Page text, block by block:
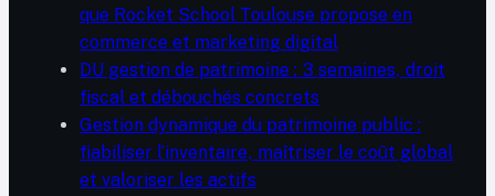
que Rocket School Toulouse propose en
commerce et marketing digital
DU gestion de patrimoine : 3 semaines, droit
fiscal et débouchés concrets
Gestion dynamique du patrimoine public :
fiabiliser l’inventaire, maîtriser le coût global
et valoriser les actifs